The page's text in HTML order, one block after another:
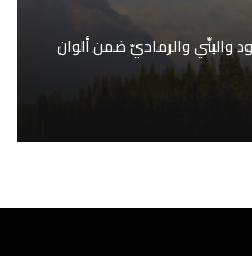
والبنّي والرماديّ ضمن ألوان